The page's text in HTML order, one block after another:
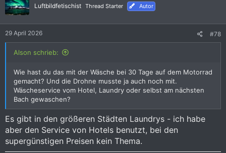
i
o
n
:
Luftbildfetischist Thread Starter Autor
29 April 2026 #78
Alson schrieb:
Wie hast du das mit der Wäsche bei 30 Tage auf dem Motorrad
gemacht? Und die Drohne musste ja auch noch mit.
Wäscheservice vom Hotel, Laundry oder selbst am nächsten
Bach gewaschen?
Es gibt in den größeren Städten Laundrys - ich habe
aber den Service von Hotels benutzt, bei den
supergünstigen Preisen kein Thema.